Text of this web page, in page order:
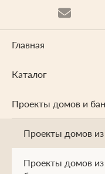
Главная
Каталог
Проекты домов и
Проекты домов
Проекты домов